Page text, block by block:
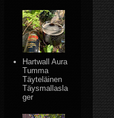
Hartwall Aura
Tumma
Täyteläinen
Täysmallasla
ger